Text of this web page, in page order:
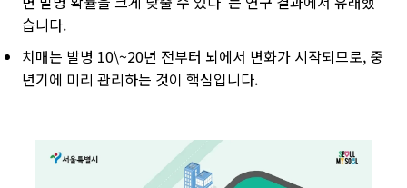
습니다.
치매는 발병 10\~20년 전부터 뇌에서 변화가 시작되므로, 중
년기에 미리 관리하는 것이 핵심입니다.